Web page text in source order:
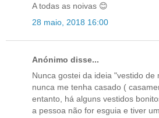
A todas as noivas 😊
28 maio, 2018 16:00
Anónimo disse...
Nunca gostei da ideia "vestido de
nunca me tenha casado (
entanto, há alguns vestidos
a pessoa não for esguia e tiver